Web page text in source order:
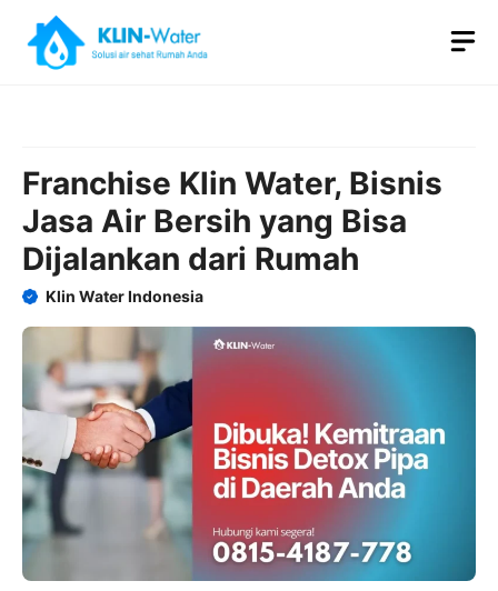
content
Franchise Klin Water, Bisnis
Jasa Air Bersih yang Bisa
Dijalankan dari Rumah
Klin Water Indonesia